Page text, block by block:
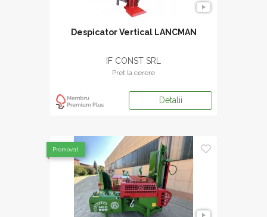
Despicator Vertical LANCMAN
IF CONST SRL
Pret la cerere
Detalii
Promovat